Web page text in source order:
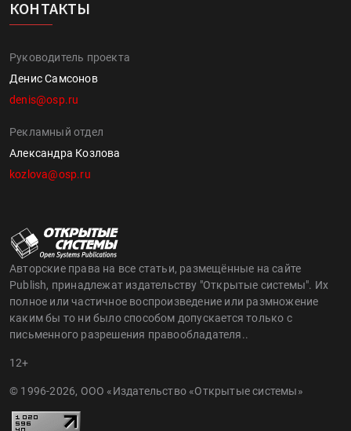
КОНТАКТЫ
Руководитель проекта
Денис Самсонов
denis@osp.ru
Рекламный отдел
Александра Козлова
kozlova@osp.ru
Авторские права на все статьи, размещённые на сайте
Publish, принадлежат издательству "Открытые системы". Их
полное или частичное воспроизведение или размножение
каким бы то ни было способом допускается только с
письменного разрешения правообладателя..
12+
© 1996-2026, ООО «Издательство «Открытые системы»